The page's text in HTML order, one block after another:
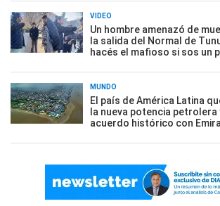
VIDEO
Un hombre amenazó de
la salida del Normal de
hacés el mafioso si sos un
MUNDO
El país de América Latina
la nueva potencia petrolera
acuerdo histórico con